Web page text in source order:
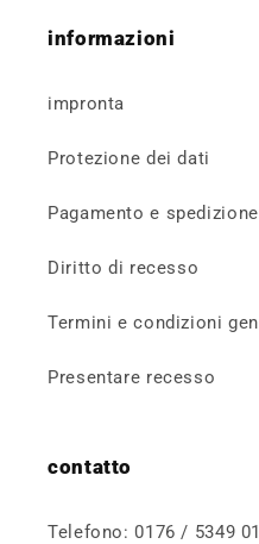
informazioni
impronta
Protezione dei dati
Pagamento e spedizione
Diritto di recesso
Termini e condizioni
Presentare recesso
contatto
Telefono: 0176 / 5349